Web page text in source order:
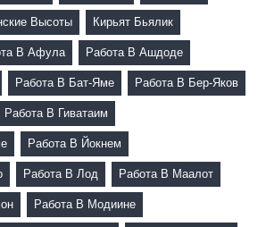
Высоты Кирьят Бьялик
В Афула Работа В Ашдоде
Работа В Бат-Яме Работа В Бер-Яков
Работа В Гиватаим
Работа В Йокнем
Работа В Лод Работа В Маалот
Работа В Модиине